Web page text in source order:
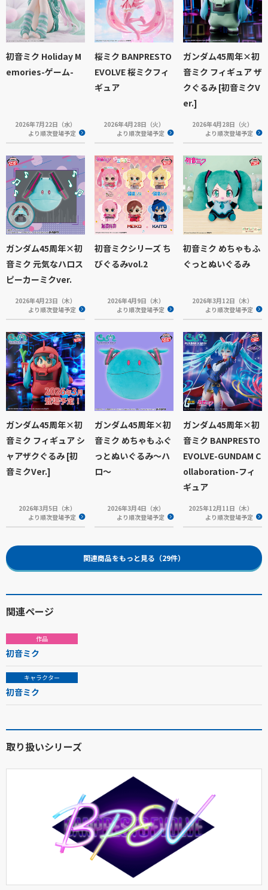
初音ミク Holiday M
emories-ゲーム-
2026年7月22日（水）
より順次登場予定
桜ミク BANPRESTO
EVOLVE 桜ミクフィ
ギュア
2026年4月28日（火）
より順次登場予定
ガンダム45周年×初
音ミク フィギュア ザ
クぐるみ [初音ミクV
er.]
2026年4月28日（火）
より順次登場予定
ガンダム45周年×初
音ミク 元気なハロス
ピーカーミクver.
2026年4月23日（木）
より順次登場予定
初音ミクシリーズ ち
びぐるみvol.2
2026年4月9日（木）
より順次登場予定
初音ミク めちゃもふ
ぐっとぬいぐるみ
2026年3月12日（木）
より順次登場予定
ガンダム45周年×初
音ミク フィギュア シ
ャアザクぐるみ [初
音ミクVer.]
2026年3月5日（木）
より順次登場予定
ガンダム45周年×初
音ミク めちゃもふぐ
っとぬいぐるみ～ハ
ロ～
2026年3月4日（水）
より順次登場予定
ガンダム45周年×初
音ミク BANPRESTO
EVOLVE-GUNDAM C
ollaboration-フィ
ギュア
2025年12月11日（木）
より順次登場予定
関連商品をもっと見る（29件）
関連ページ
作品
初音ミク
キャラクター
初音ミク
取り扱いシリーズ